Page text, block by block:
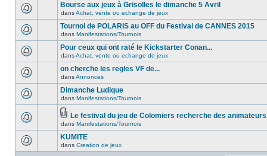
Bourse aux jeux à Grisolles le dimanche 5 Avril
dansAchat, vente ou echange de jeux
Tournoi de POLARIS au OFF du Festival de CANNES 2015
dans Manifestations/Tournois
Pour ceux qui ont raté le Kickstarter Conan...
dansAchat, vente ou echange de jeux
on cherche les regles VF de...
dansAnnonces
Dimanche Ludique
dans Manifestations/Tournois
Le festival du jeu de Colomiers recherche des animateurs
dans Manifestations/Tournois
KUMITE
dans Creation de jeux